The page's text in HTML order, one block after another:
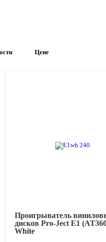
Цене
Проигрыватель
дисков Pro-Ject E1
White